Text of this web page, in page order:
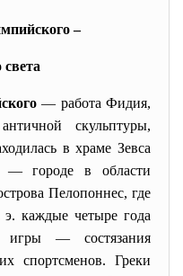
–
света
— работаФидия,
скульптуры,
в храме Зевса
городе в области
Пелопоннес, где
каждые четыре года
игры — состязания
спортсменов. Греки